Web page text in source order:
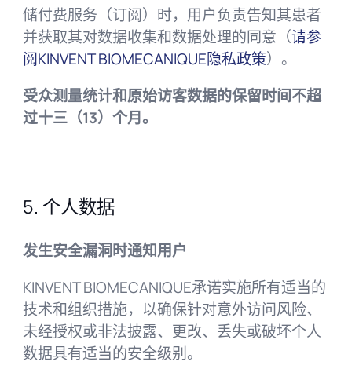
储付费服务（订阅）时，用户负责告知其患者
并获取其对数据收集和数据处理的同意（请参
阅KINVENT BIOMECANIQUE隐私政策）。
受众测量统计和原始访客数据的保留时间不超
过十三（13）个月。
5. 个人数据
发生安全漏洞时通知用户
KINVENT BIOMECANIQUE承诺实施所有适当的
技术和组织措施，以确保针对意外访问风险、
未经授权或非法披露、更改、丢失或破坏个人
数据具有适当的安全级别。